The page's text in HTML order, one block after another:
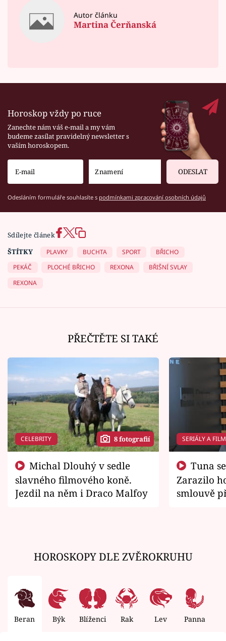
Autor článku
Martina Čerňanská
Horoskop vždy po ruce
Zanechte nám váš e-mail a my vám
budeme zasílat pravidelný newsletter s
vaším horoskopem.
ODESLAT
Odesláním formuláře souhlasíte s podmínkami zpracování osobních údajů
Sdílejte článek
ŠTÍTKY
PLAVKY BUCHTA SPORT
BŘICHO
PEKÁČ
PLOCHÉ BŘICHO REXONA
BŘIŠNÍ SVLAY
REXONA
PŘEČTĚTE SI TAKÉ
CELEBRITY 8 fotografií
slavného filmového koně.
Jezdil na něm i Draco Malfoy
SERIÁLY A
Zarazilo
smlouvě
HOROSKOPY DLE ZVĚROKRUHU
Beran Býk Blíženci Rak Lev Panna